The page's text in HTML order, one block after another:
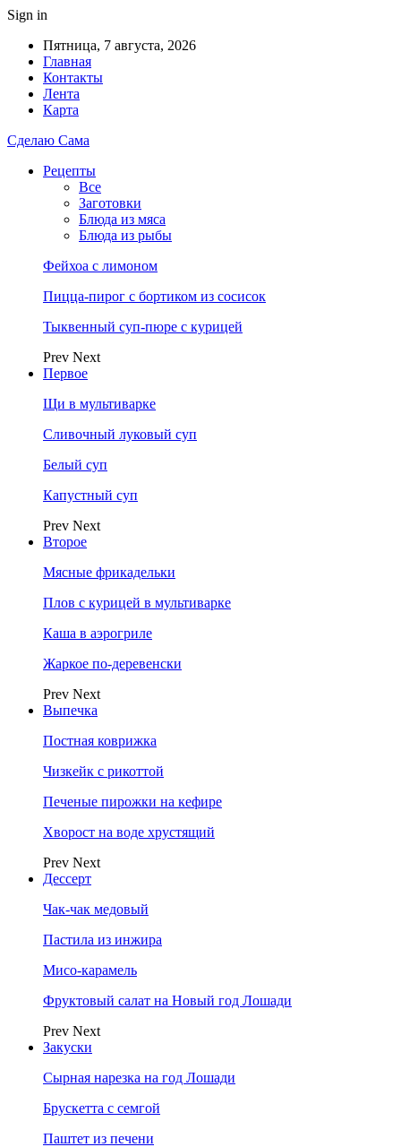
Sign in
Пятница, 7 августа, 2026
Главная
Контакты
Лента
Карта
Сделаю Сама
Рецепты
Все
Заготовки
Блюда из мяса
Блюда из рыбы
Фейхоа с лимоном
Пицца-пирог с бортиком из сосисок
Тыквенный суп-пюре с курицей
Prev Next
Первое
Щи в мультиварке
Сливочный луковый суп
Белый суп
Капустный суп
Prev Next
Второе
Мясные фрикадельки
Плов с курицей в мультиварке
Каша в аэрогриле
Жаркое по-деревенски
Prev Next
Выпечка
Постная коврижка
Чизкейк с рикоттой
Печеные пирожки на кефире
Хворост на воде хрустящий
Prev Next
Дессерт
Чак-чак медовый
Пастила из инжира
Мисо-карамель
Фруктовый салат на Новый год Лошади
Prev Next
Закуски
Сырная нарезка на год Лошади
Брускетта с семгой
Паштет из печени